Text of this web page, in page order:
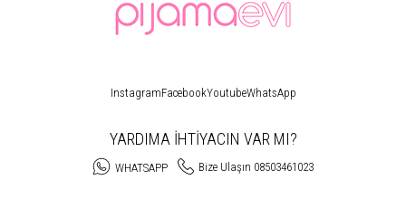
InstagramFacebookYoutubeWhatsApp
YARDIMA İHTİYACIN VAR MI?
WHATSAPP Bize Ulaşın 08503461023